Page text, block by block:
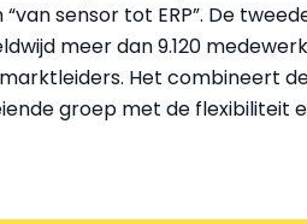
sensor tot ERP”. De
meer dan 9.120
Het combineert
groep met de flexibiliteit